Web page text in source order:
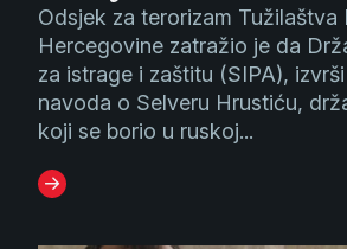
Odsjek za terorizam Tužilaštva
Hercegovine zatražio je da
za istrage i zaštitu (SIPA),
navoda o Selveru Hrustiću,
koji se borio u ruskoj...